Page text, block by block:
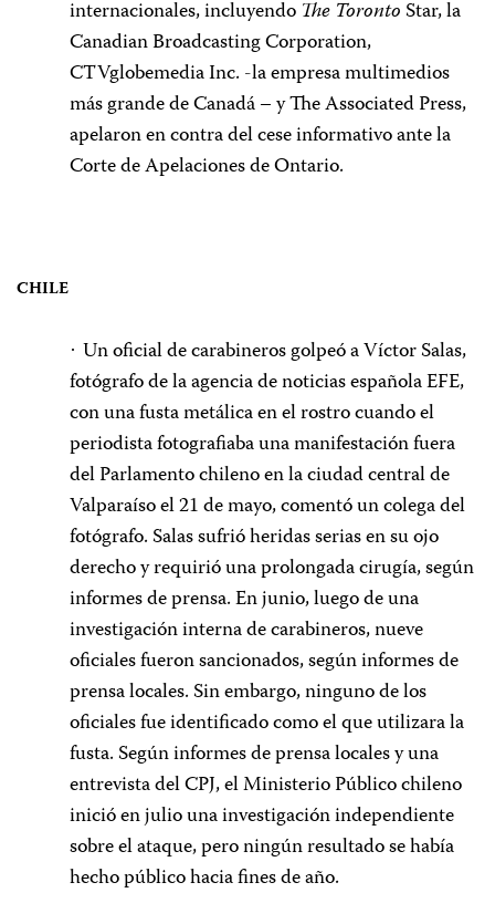
internacionales, incluyendo The TorontoStar, la
Canadian Broadcasting Corporation,
CTVglobemedia Inc. -la empresa multimedios
más grande de Canadá – y The Associated Press,
apelaron en contra del cese informativo ante la
Corte de Apelaciones de Ontario.
CHILE
· Un oficial de carabineros golpeó a Víctor Salas,
fotógrafo de la agencia de noticias española EFE,
con una fusta metálica en el rostro cuando el
periodista fotografiaba una manifestación fuera
del Parlamento chileno en la ciudad central de
Valparaíso el 21 de mayo, comentó un colega del
fotógrafo. Salas sufrió heridas serias en su ojo
derecho y requirió una prolongada cirugía, según
informes de prensa. En junio, luego de una
investigación interna de carabineros, nueve
oficiales fueron sancionados, según informes de
prensa locales. Sin embargo, ninguno de los
oficiales fue identificado como el que utilizara la
fusta. Según informes de prensa locales y una
entrevista del CPJ, el Ministerio Público chileno
inició en julio una investigación independiente
sobre el ataque, pero ningún resultado se había
hecho público hacia fines de año.